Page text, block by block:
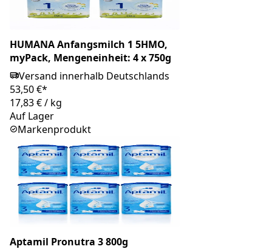
HUMANA Anfangsmilch 1 5HMO,
myPack, Mengeneinheit: 4 x 750g
Versand innerhalb Deutschlands
53,50 €*
17,83 €/ kg
Auf Lager
Markenprodukt
Aptamil Pronutra 3 800g